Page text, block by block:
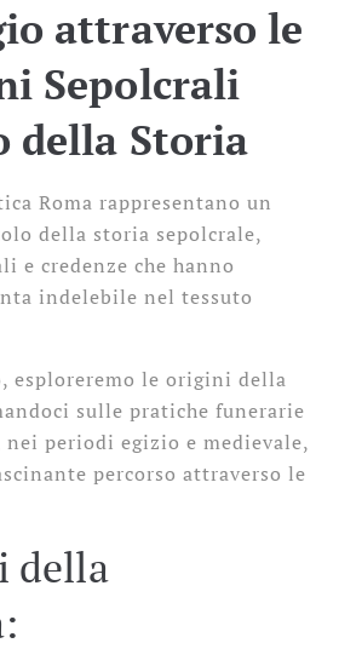
attraverso le
Sepolcrali
della Storia
Roma rappresentano un
della storia sepolcrale,
e credenze che hanno
indelebile nel tessuto
esploreremo le origini della
sulle pratiche funerarie
nei periodi egizio e medievale,
percorso attraverso le
della